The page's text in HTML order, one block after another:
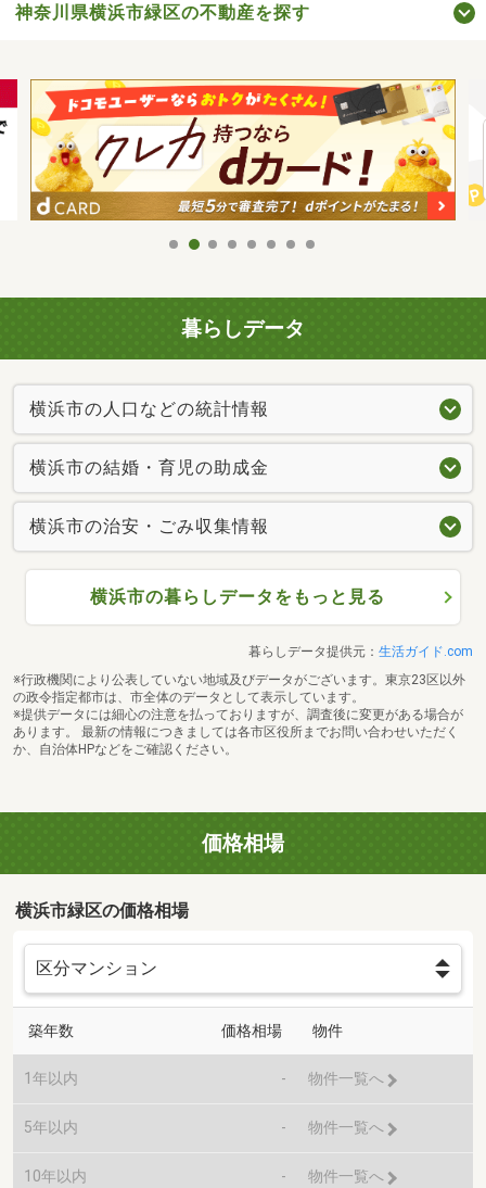
神奈川県横浜市緑区の不動産を探す
暮らしデータ
横浜市の人口などの統計情報
横浜市の結婚・育児の助成金
横浜市の治安・ごみ収集情報
横浜市の暮らしデータをもっと見る
暮らしデータ提供元： 生活ガイド.com
※行政機関により公表していない地域及びデータがございます。東京23区以外
の政令指定都市は、市全体のデータとして表示しています。
※提供データには細心の注意を払っておりますが、調査後に変更がある場合が
あります。 最新の情報につきましては各市区役所までお問い合わせいただく
か、自治体HPなどをご確認ください。
価格相場
横浜市緑区の価格相場
築年数 価格相場 物件
1年以内 - 物件一覧へ
5年以内 - 物件一覧へ
10年以内 - 物件一覧へ